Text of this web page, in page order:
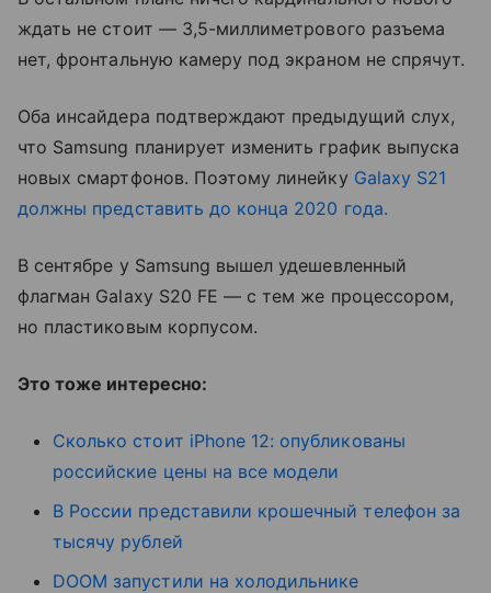
ждать не стоит — 3,5-миллиметрового разъема
нет, фронтальную камеру под экраном не спрячут.
Оба инсайдера подтверждают предыдущий слух,
что Samsung планирует изменить график выпуска
новых смартфонов. Поэтому линейку Galaxy S21
должны представить до конца 2020 года.
В сентябре у Samsung вышел удешевленный
флагман Galaxy S20 FE — с тем же процессором,
но пластиковым корпусом.
Это тоже интересно:
Сколько стоит iPhone 12: опубликованы
российские цены на все модели
В России представили крошечный телефон за
тысячу рублей
DOOM запустили на холодильнике